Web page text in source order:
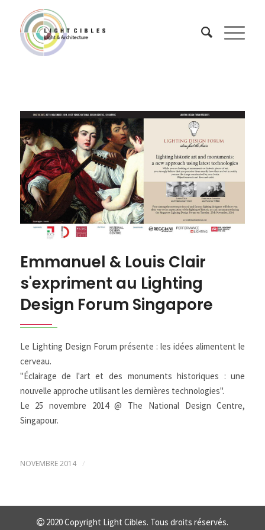
Emmanuel & Louis Clair
s'expriment au Lighting
Design Forum Singapore
Le Lighting Design Forum présente : les idées alimentent le
cerveau.
"Éclairage de l'art et des monuments historiques : une
nouvelle approche utilisant les dernières technologies".
Le 25 novembre 2014 @ The National Design Centre,
Singapour.
NOVEMBRE 2014 /
2020 Copyright Light Cibles. Tous droits réservés.